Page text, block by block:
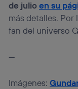
de julioen su
más detalles. Por
fan del universo
—
Imágenes: